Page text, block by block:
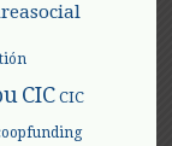
CIC CIC